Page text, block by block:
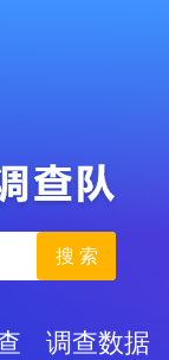
搜 索
调查数据